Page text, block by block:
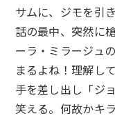
サムに、ジモを引
話の最中、突然に
ーラ・ミラージュ
まるよね！理解し
手を差し出し「ジ
笑える。何故かキ